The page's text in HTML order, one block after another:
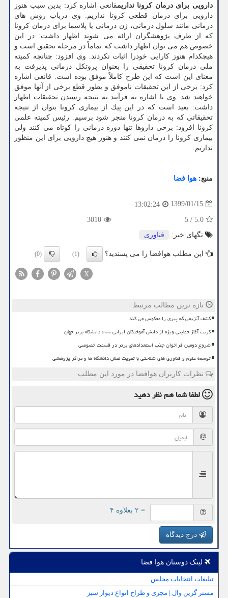
دارویی برای درمان كرونا نداریمقانعی اشاره كرد: بدین سبب هنوز
دارویی برای درمان قطعی كرونا نداریم. وی درباب روش های
درمانی مانند سلول درمانی، ژن درمانی یا پلاسما برای درمان كرونا
كه از طرف پژوهشگران ارائه می شوند اظهار داشت: در این
خصوص هم می توان اظهار داشت كه تماماً در مرحله تحقیق است و
هیچكدام هنوز كارایی خودرا اثبات نكردند. وی افزود: چنانچه كمیته
ملی درمان كرونا تحقیقی را بعنوان پروتكل درمانی پذیرفت به
معنای این است كه این طرح كاملاً موفق بوده است. قانعی اشاره
كرد: برخی از این تحقیقات ناموفق و بطور قطع برخی از آنها موفق
خواهند شد. وی با اشاره به فرآیند به نتیجه رسیدن تحقیقات اظهار
داشت: بعید است كه در این پیك از بیماری كرونا بتوان از نتیجه
تحقیقاتی كه به درمان كرونا منجر شود برسیم. رئیس كمیته علمی
كرونا افزود: برخی داروها تنها دوره درمانی را كوتاه می كنند ولی
بیماری كرونا را درمان نمی كنند و هنوز هیچ دارویی برای این منظور
نداریم.
منبع: هوا فضا
1399/01/15
13:02:24
5.0
/
5
3010
تگهای خبر:
فناوری
این مطلب هوافضا را می پسندید؟ (1)
(0)
X
تازه ترین مطالب مرتبط
کشف آنزیمی که پیری را معکوس می کند
گرنت آغاز حمایتی ویژه از دانش آموختگان ایرانی ۲۰۰ دانشگاه برتر جهان
شروع دومین فراخوان جذب استعدادهای برتر در قسمت خصوصی
توسعه علوم و فناوری های شناختی با تقویت نقش دانشگاه ها و مراکز پژوهشی
نظرات کاربران هوافضا در مورد این مطلب
لطفا شما همنظر دهید
= ۲ بعلاوه ۴
درج دیدگاه
لینک دوستان هوا فضا
تبلیغات انتخابات مجلس
مستر گرین وال | مجری و طراح انواع دیوار سبز